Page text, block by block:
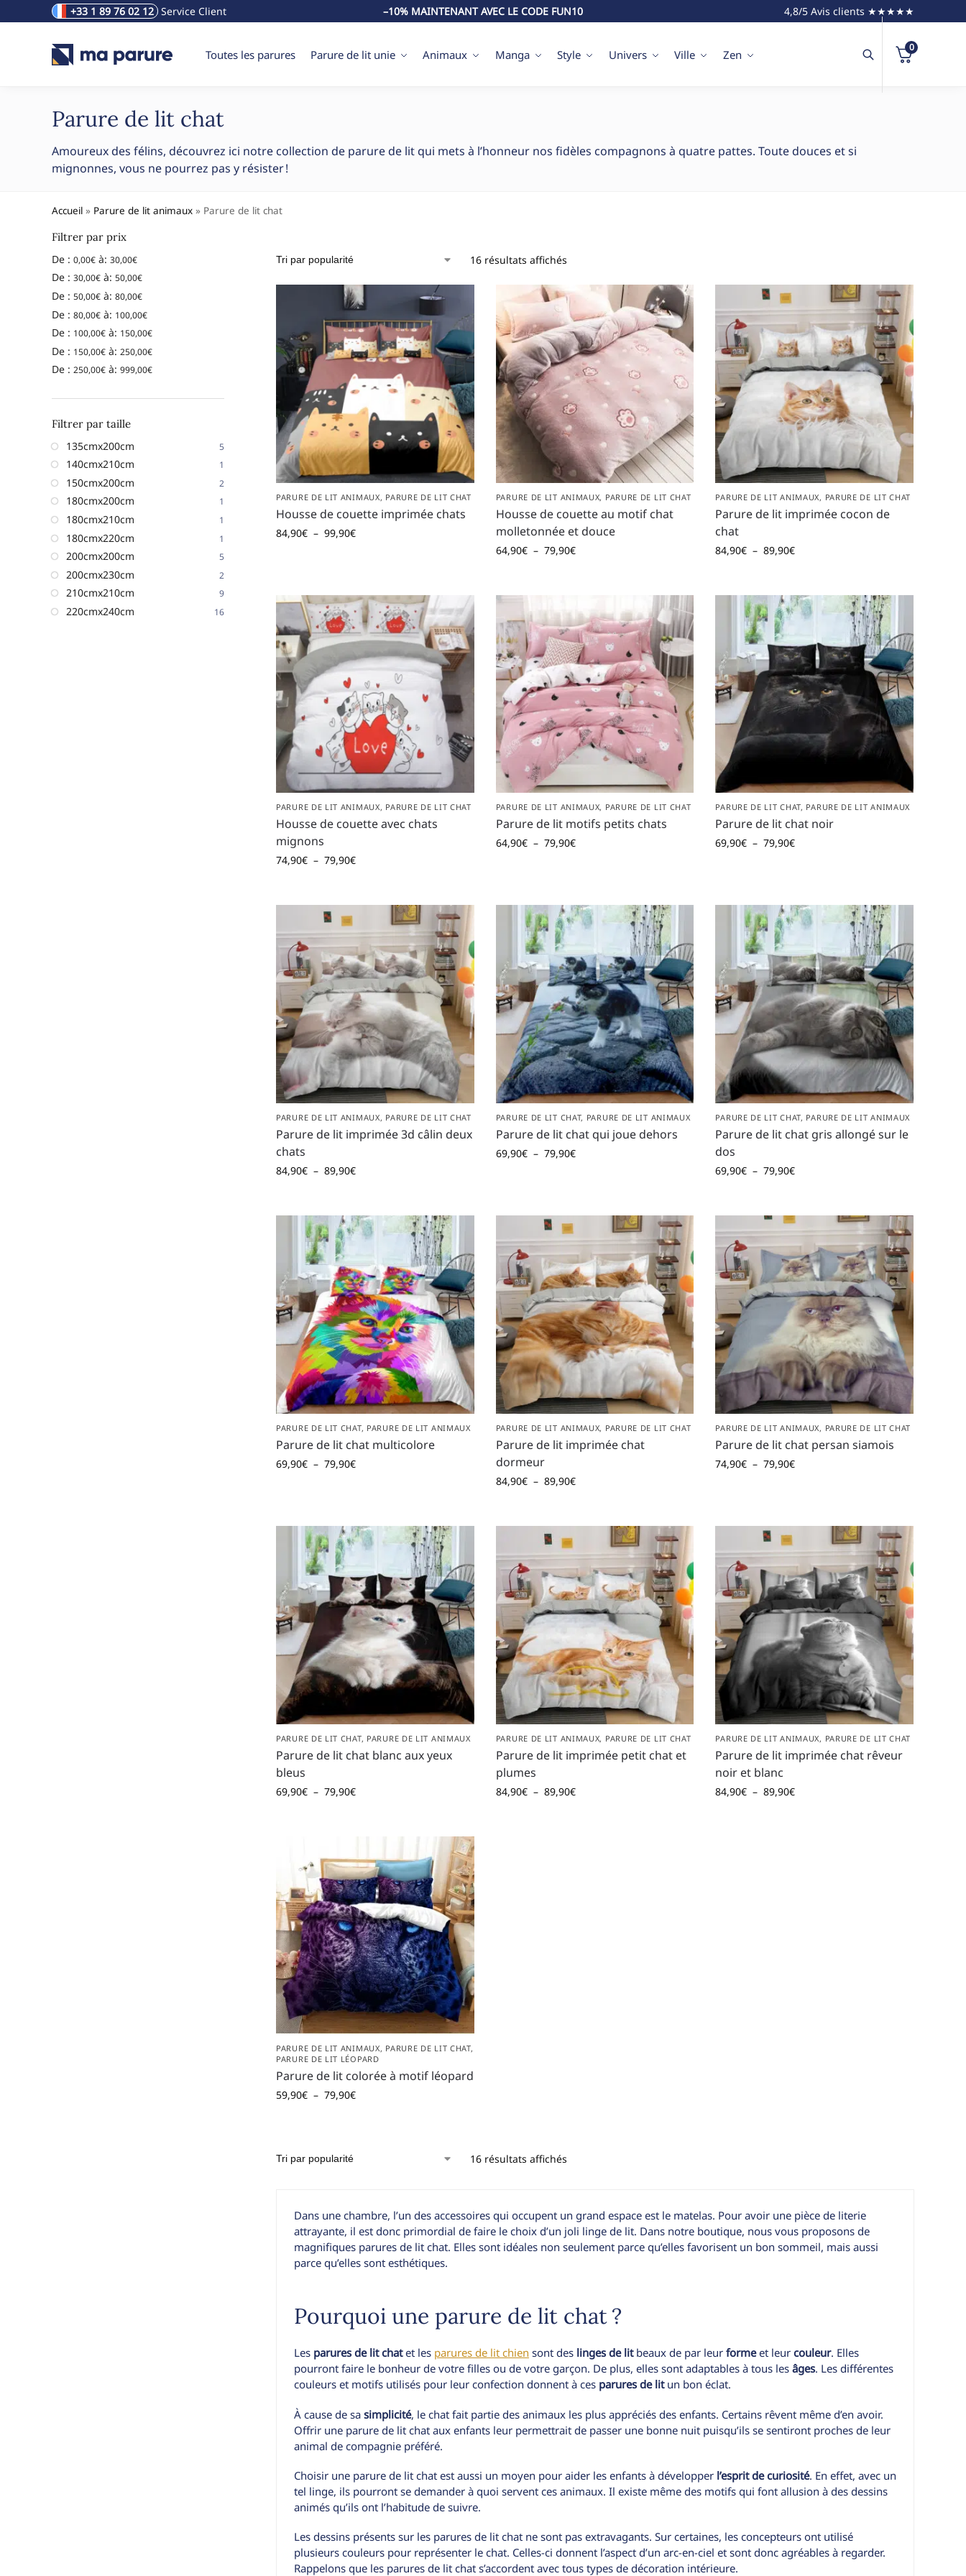
+33 1 89 76 02 12 Service Client –10% MAINTENANT AVEC LE CODE FUN10 4,8/5 Avis clients ★★★★★
Toutes les parures Parure de lit unie Animaux Manga Style Univers Ville Zen
Rechercher un produit
0
Parure de lit chat
Amoureux des félins, découvrez ici notre collection de parure de lit qui mets à l’honneur nos fidèles compagnons à quatre pattes. Toute douces et si
mignonnes, vous ne pourrez pas y résister !
Accueil » Parure de lit animaux » Parure de lit chat
16 résultats affichés
PARURE DE LIT ANIMAUX, PARURE DE LIT CHAT
Housse de couette imprimée chats
84,90€ – 99,90€
PARURE DE LIT ANIMAUX, PARURE DE LIT CHAT
Housse de couette au motif chat
molletonnée et douce
64,90€ – 79,90€
PARURE DE LIT ANIMAUX, PARURE DE LIT CHAT
Parure de lit imprimée cocon de
chat
84,90€ – 89,90€
PARURE DE LIT ANIMAUX, PARURE DE LIT CHAT
Housse de couette avec chats
mignons
74,90€ – 79,90€
PARURE DE LIT ANIMAUX, PARURE DE LIT CHAT
Parure de lit motifs petits chats
64,90€ – 79,90€
PARURE DE LIT CHAT, PARURE DE LIT ANIMAUX
Parure de lit chat noir
69,90€ – 79,90€
PARURE DE LIT ANIMAUX, PARURE DE LIT CHAT
Parure de lit imprimée 3d câlin deux
chats
84,90€ – 89,90€
PARURE DE LIT CHAT, PARURE DE LIT ANIMAUX
Parure de lit chat qui joue dehors
69,90€ – 79,90€
PARURE DE LIT CHAT, PARURE DE LIT ANIMAUX
Parure de lit chat gris allongé sur le
dos
69,90€ – 79,90€
PARURE DE LIT CHAT, PARURE DE LIT ANIMAUX
Parure de lit chat multicolore
69,90€ – 79,90€
PARURE DE LIT ANIMAUX, PARURE DE LIT CHAT
Parure de lit imprimée chat
dormeur
84,90€ – 89,90€
PARURE DE LIT ANIMAUX, PARURE DE LIT CHAT
Parure de lit chat persan siamois
74,90€ – 79,90€
PARURE DE LIT CHAT, PARURE DE LIT ANIMAUX
Parure de lit chat blanc aux yeux
bleus
69,90€ – 79,90€
PARURE DE LIT ANIMAUX, PARURE DE LIT CHAT
Parure de lit imprimée petit chat et
plumes
84,90€ – 89,90€
PARURE DE LIT ANIMAUX, PARURE DE LIT CHAT
Parure de lit imprimée chat rêveur
noir et blanc
84,90€ – 89,90€
PARURE DE LIT ANIMAUX, PARURE DE LIT CHAT,
PARURE DE LIT LÉOPARD
Parure de lit colorée à motif léopard
59,90€ – 79,90€
16 résultats affichés
Dans une chambre, l’un des accessoires qui occupent un grand espace est le matelas. Pour avoir une pièce de literie
attrayante, il est donc primordial de faire le choix d’un joli linge de lit. Dans notre boutique, nous vous proposons de
magnifiques parures de lit chat. Elles sont idéales non seulement parce qu’elles favorisent un bon sommeil, mais aussi
parce qu’elles sont esthétiques.
Pourquoi une parure de lit chat ?
Les parures de lit chatet les parures de lit chien sont des linges de litbeaux de par leur formeet leur couleur. Elles
pourront faire le bonheur de votre filles ou de votre garçon. De plus, elles sont adaptables à tous les âges. Les différentes
couleurs et motifs utilisés pour leur confection donnent à ces parures de litun bon éclat.
À cause de sa simplicité, le chat fait partie des animaux les plus appréciés des enfants. Certains rêvent même d’en avoir.
Offrir une parure de lit chat aux enfants leur permettrait de passer une bonne nuit puisqu’ils se sentiront proches de leur
animal de compagnie préféré.
Choisir une parure de lit chat est aussi un moyen pour aider les enfants à développer l’esprit de curiosité. En effet, avec un
tel linge, ils pourront se demander à quoi servent ces animaux. Il existe même des motifs qui font allusion à des dessins
animés qu’ils ont l’habitude de suivre.
Les dessins présents sur les parures de lit chat ne sont pas extravagants. Sur certaines, les concepteurs ont utilisé
plusieurs couleurs pour représenter le chat. Celles-ci donnent l’aspect d’un arc-en-ciel et sont donc agréables à regarder.
Rappelons que les parures de lit chat s’accordent avec tous types de décoration intérieure.
Filtrer par prix
De : 0,00€ à: 30,00€
De : 30,00€ à: 50,00€
De : 50,00€ à: 80,00€
De : 80,00€ à: 100,00€
De : 100,00€ à: 150,00€
De : 150,00€ à: 250,00€
De : 250,00€ à: 999,00€
Filtrer par taille
135cmx200cm
5
140cmx210cm 1
150cmx200cm 2
180cmx200cm 1
180cmx210cm 1
180cmx220cm 1
200cmx200cm 5
200cmx230cm 2
210cmx210cm 9
220cmx240cm 16